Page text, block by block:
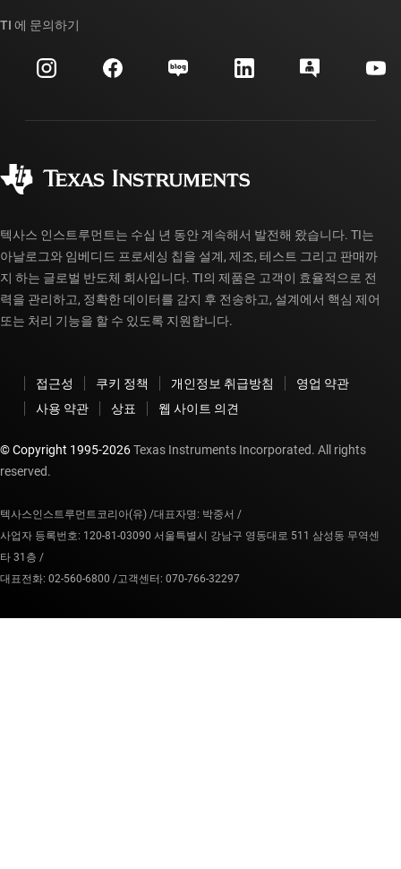
투자 관계
제조
대체품 검색
고객 지원 센터
myTI 계정 FAQ
주문 FAQ
TI 에 문의하기
텍사스 인스트루먼트는 수십 년 동안 계속해서 발전해 왔습니다. TI는
아날로그와 임베디드 프로세싱 칩을 설계, 제조, 테스트 그리고 판매까
지 하는 글로벌 반도체 회사입니다. TI의 제품은 고객이 효율적으로 전
력을 관리하고, 정확한 데이터를 감지 후 전송하고, 설계에서 핵심 제어
또는 처리 기능을 할 수 있도록 지원합니다.
접근성 쿠키 정책 개인정보 취급방침
영업 약관
사용 약관
상표 웹 사이트 의견
© Copyright 1995-2026Texas Instruments Incorporated. All rights
reserved.
텍사스인스트루먼트코리아(유) /대표자명: 박중서 /
사업자 등록번호: 120-81-03090 서울특별시 강남구 영동대로 511 삼성동 무역센
타 31층 /
대표전화: 02-560-6800 /고객센터: 070-766-32297